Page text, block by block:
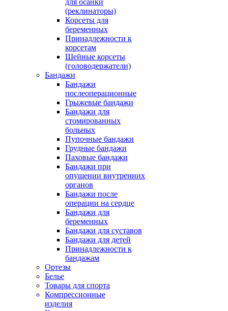
для осанки
(реклинаторы)
Корсеты для
беременных
Принадлежности к
корсетам
Шейные корсеты
(головодержатели)
Бандажи
Бандажи
послеоперационные
Грыжевые бандажи
Бандажи для
стомированных
больных
Пупочные бандажи
Грудные бандажи
Паховые бандажи
Бандажи при
опущении внутренних
органов
Бандажи после
операции на сердце
Бандажи для
беременных
Бандажи для суставов
Бандажи для детей
Принадлежности к
бандажам
Ортезы
Белье
Товары для спорта
Компрессионные
изделия